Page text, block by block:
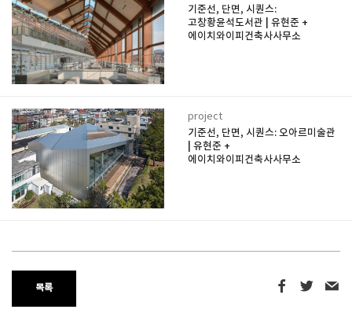
기준선, 단면, 시퀀스:
고창황윤석도서관 | 유현준 +
에이치와이피건축사사무소
project
기준선, 단면, 시퀀스: 오아르미술관
| 유현준 +
에이치와이피건축사사무소
목록